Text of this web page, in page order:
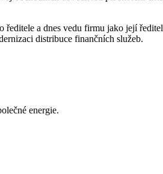
a dnes vedu firmu jako její
distribuce finančních služeb.
energie.